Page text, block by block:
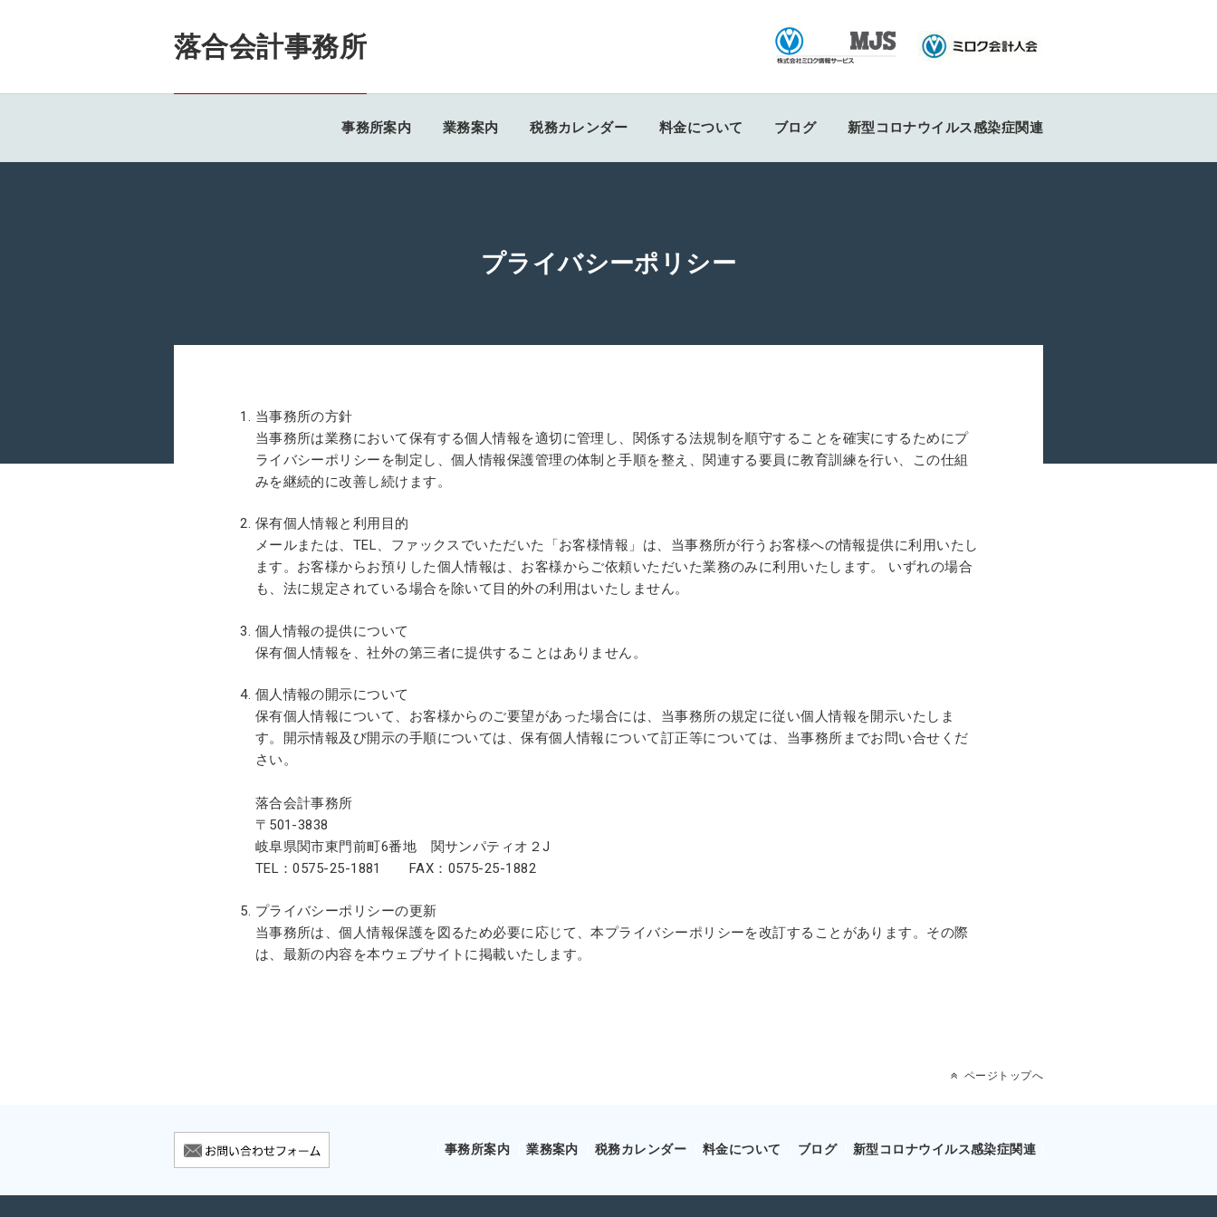
落合会計事務所
事務所案内 業務案内 税務カレンダー 料金について ブログ 新型コロナウイルス感染症関連
プライバシーポリシー
当事務所の方針
当事務所は業務において保有する個人情報を適切に管理し、関係する法規制を順守することを確実にするためにプ
ライバシーポリシーを制定し、個人情報保護管理の体制と手順を整え、関連する要員に教育訓練を行い、この仕組
みを継続的に改善し続けます。
保有個人情報と利用目的
メールまたは、TEL、ファックスでいただいた「お客様情報」は、当事務所が行うお客様への情報提供に利用いたし
ます。お客様からお預りした個人情報は、お客様からご依頼いただいた業務のみに利用いたします。 いずれの場合
も、法に規定されている場合を除いて目的外の利用はいたしません。
個人情報の提供について
保有個人情報を、社外の第三者に提供することはありません。
個人情報の開示について
保有個人情報について、お客様からのご要望があった場合には、当事務所の規定に従い個人情報を開示いたしま
す。開示情報及び開示の手順については、保有個人情報について訂正等については、当事務所までお問い合せくだ
さい。
落合会計事務所
〒501-3838
岐阜県関市東門前町6番地 関サンパティオ２J
TEL：0575-25-1881 FAX：0575-25-1882
プライバシーポリシーの更新
当事務所は、個人情報保護を図るため必要に応じて、本プライバシーポリシーを改訂することがあります。その際
は、最新の内容を本ウェブサイトに掲載いたします。
ページトップへ
事務所案内 業務案内 税務カレンダー 料金について ブログ 新型コロナウイルス感染症関連